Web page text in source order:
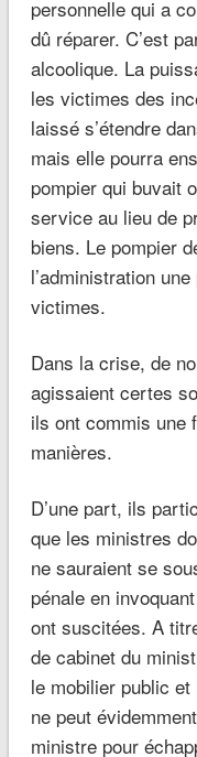
personnelle qui a
dû réparer. C’est
alcoolique. La
les victimes des
laissé s’étendre
mais elle pourra
pompier qui buvait
service au lieu de
biens. Le pompier
l’administration
victimes.
Dans la crise, de
agissaient certes
ils ont commis une
manières.
D’une part, ils
que les ministres
ne sauraient se
pénale en
ont suscitées. A
de cabinet du
le mobilier public et
ne peut
ministre pour